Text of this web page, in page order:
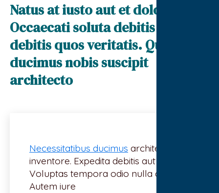
Natus at iusto aut et dolorem id.
Occaecati soluta debitis et
debitis quos veritatis. Qui
ducimus nobis suscipit
architecto
Necessitatibus ducimus architecto
inventore. Expedita debitis aut quo.
Voluptas tempora odio nulla quis.
Autem iure